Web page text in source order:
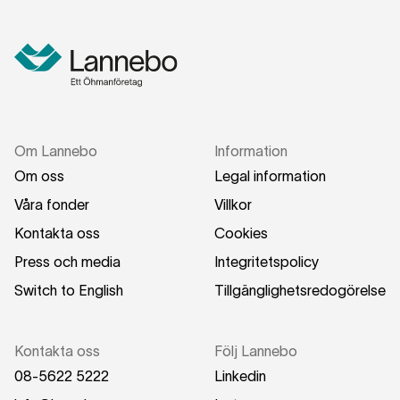
och i vilken kommun du är bosatt.
Om Lannebo
Om oss
Våra fonder
Kontakta oss
Press och media
Switch to English
Information
Legal information
Villkor
Cookies
Integritetspolicy
Tillgänglighetsredogörelse
Kontakta oss
08-5622 5222
Följ Lannebo
Linkedin